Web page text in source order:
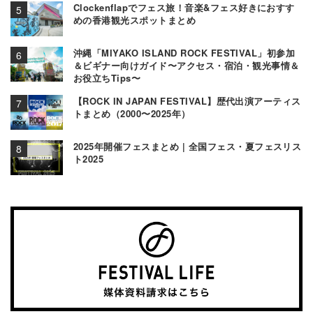
Clockenflapでフェス旅！音楽&フェス好きにおすす
めの香港観光スポットまとめ
沖縄「MIYAKO ISLAND ROCK FESTIVAL」初参加
＆ビギナー向けガイド〜アクセス・宿泊・観光事情＆
お役立ちTips〜
【ROCK IN JAPAN FESTIVAL】歴代出演アーティス
トまとめ（2000〜2025年）
2025年開催フェスまとめ | 全国フェス・夏フェスリス
ト2025